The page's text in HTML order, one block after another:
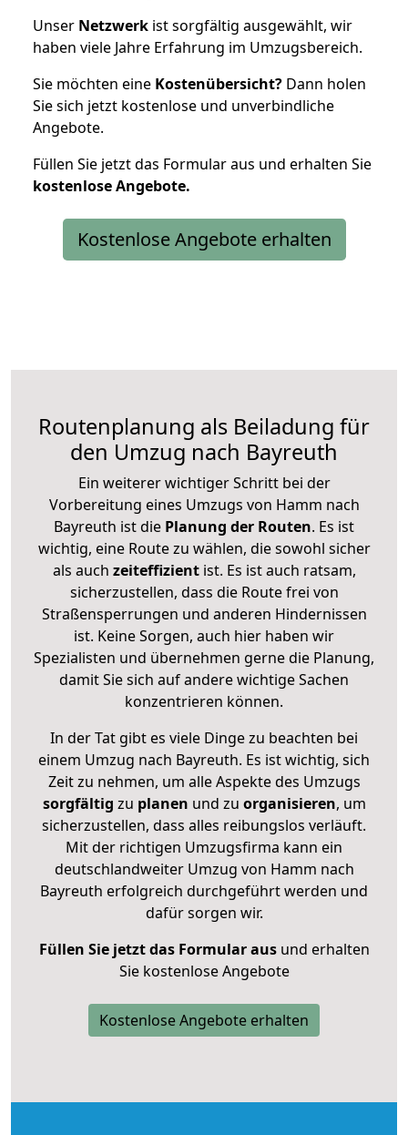
Unser Netzwerk ist sorgfältig ausgewählt, wir
haben viele Jahre Erfahrung im Umzugsbereich.
Sie möchten eine Kostenübersicht? Dann holen
Sie sich jetzt kostenlose und unverbindliche
Angebote.
Füllen Sie jetzt das Formular aus und erhalten Sie
kostenloseAngebote.
Kostenlose Angebote erhalten
Routenplanung als Beiladung für
den Umzug nach Bayreuth
Ein weiterer wichtiger Schritt bei der
Vorbereitung eines Umzugs von Hamm nach
Bayreuth ist die Planung der Routen. Es ist
wichtig, eine Route zu wählen, die sowohl sicher
als auch zeiteffizientist. Es ist auch ratsam,
sicherzustellen, dass die Route frei von
Straßensperrungen und anderen Hindernissen
ist. Keine Sorgen, auch hier haben wir
Spezialisten und übernehmen gerne die Planung,
damit Sie sich auf andere wichtige Sachen
konzentrieren können.
In der Tat gibt es viele Dinge zu beachten bei
einem Umzug nach Bayreuth. Es ist wichtig, sich
Zeit zu nehmen, um alle Aspekte des Umzugs
sorgfältig zu planen und zu organisieren, um
sicherzustellen, dass alles reibungslos verläuft.
Mit der richtigen Umzugsfirma kann ein
deutschlandweiter Umzug von Hamm nach
Bayreuth erfolgreich durchgeführt werden und
dafür sorgen wir.
Füllen Sie jetzt das Formular ausund erhalten
Sie kostenlose Angebote
Kostenlose Angebote erhalten